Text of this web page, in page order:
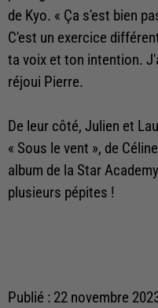
de Kyo. « Ça s'est bien
C'est un exercice
ta voix et ton intention.
réjoui Pierre.
De leur côté, Julien et
« Sous le vent », de
album de la Star
plusieurs pépites !
Publié : 22 novembre